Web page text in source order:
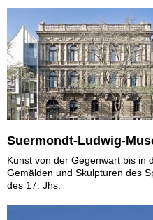
Suermondt-Ludwig-
Kunst von der Gegenwart bis in
Gemälden und Skulpturen des
des 17. Jhs.